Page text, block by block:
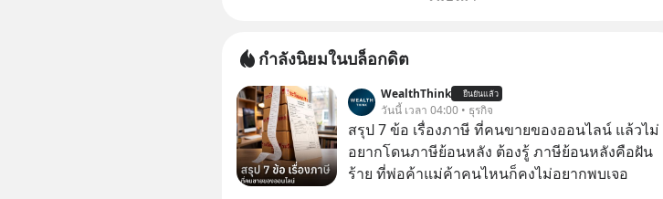
กำลังนิยมในบล็อกดิต
WealthThink ยืนยันแล้ว
วันนี้ เวลา 04:00 • ธุรกิจ
สรุป 7 ข้อ เรื่องภาษี ที่คนขายของออนไลน์ แล้วไม่
อยากโดนภาษีย้อนหลัง ต้องรู้ ภาษีย้อนหลังคือฝัน
ร้าย ที่พ่อค้าแม่ค้าคนไหนก็คงไม่อยากพบเจอ